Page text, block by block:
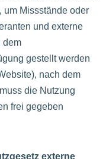
um Missstände oder
und externe
dem
gestellt werden
nach dem
die Nutzung
frei gegeben
externe